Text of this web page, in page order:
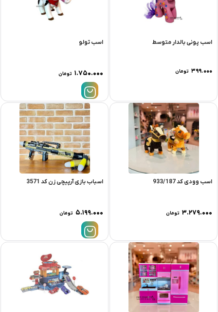
اسب پونی بالدار متوسط
۳۹۹.۰۰۰ تومان
اسب تولو
۱.۷۵۰.۰۰۰ تومان
اسب وودی کد 933/187
۳.۲۷۹.۰۰۰ تومان
اسباب بازی آرپیچی زن کد 3571
۵.۱۹۹.۰۰۰ تومان